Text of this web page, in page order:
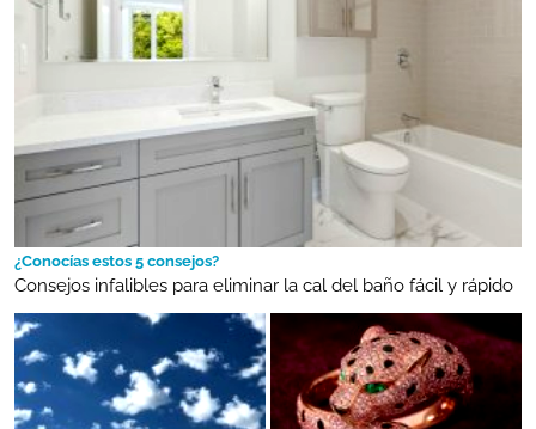
¿Conocías estos 5 consejos?
Consejos infalibles para eliminar la cal del baño fácil y rápido